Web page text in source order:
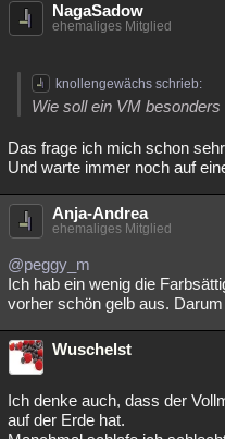
NagaSadow
ehemaliges Mitglied
knollengewächs schrieb:
Wie soll ein VM
Das frage ich mich schon
Und warte immer noch auf
Anja-Andrea
ehemaliges Mitglied
@peggy_m
Ich hab ein wenig die
vorher schön gelb aus.
Wuschelst
Ich denke auch, dass der
auf der Erde hat.